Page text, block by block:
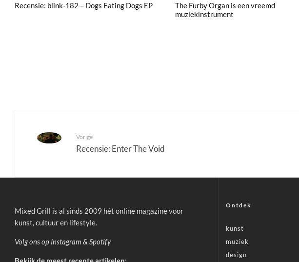
Recensie: blink-182 – Dogs Eating Dogs EP
The Furby Organ is een vreemd
muziekinstrument
Vorige
Recensie: Enter The Void
Mixed Grill is al sinds 2009 hét online magazine voor
kunst, cultuur en lifestyle.
Volg ons op Instagram & Spotify
Ontdek
kunst
muziek
design